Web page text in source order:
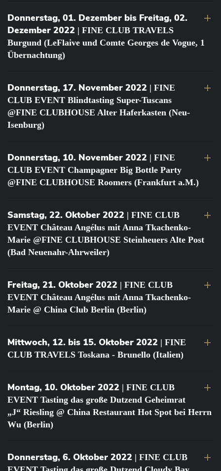
Donnerstag, 01. Dezember bis Freitag, 02.
Dezember 2022 | FINE CLUB TRAVELS
Burgund (LeFlaive und Comte Georges de Vogue, 1
Übernachtung)
Donnerstag, 17. November 2022 | FINE
CLUB EVENT Blindtasting Super-Tuscans
@FINE CLUBHOUSE Alter Haferkasten (Neu-
Isenburg)
Donnerstag, 10. November 2022 | FINE
CLUB EVENT Champagner Big Bottle Party
@FINE CLUBHOUSE Roomers (Frankfurt a.M.)
Samstag, 22. Oktober 2022 | FINE CLUB
EVENT Château Angélus mit Anna Tkachenko-
Marie @FINE CLUBHOUSE Steinheuers Alte Post
(Bad Neuenahr-Ahrweiler)
Freitag, 21. Oktober 2022 | FINE CLUB
EVENT Château Angélus mit Anna Tkachenko-
Marie @ China Club Berlin (Berlin)
Mittwoch, 12. bis 15. Oktober 2022 | FINE
CLUB TRAVELS Toskana - Brunello (Italien)
Montag, 10. Oktober 2022 | FINE CLUB
EVENT Tasting das große Dutzend Geheimrat
„J“ Riesling @ China Restaurant Hot Spot bei Herrn
Wu (Berlin)
Donnerstag, 6. Oktober 2022 | FINE CLUB